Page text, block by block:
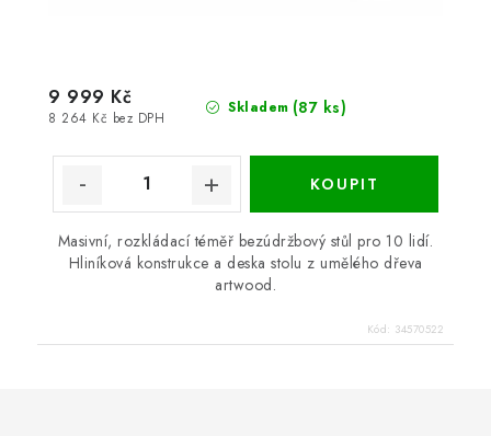
Skladem (87 ks)
8 264 Kč bez DPH
9 999 Kč
Masivní, rozkládací téměř bezúdržbový stůl pro 10 lidí.
Hliníková konstrukce a deska stolu z umělého dřeva
artwood.
Kód: 34570522